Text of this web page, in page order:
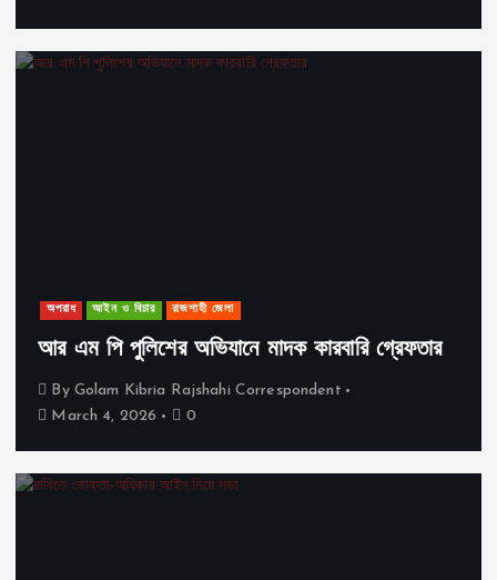
অপরাধ আইন ও বিচার রাজশাহী জেলা
আর এম পি পুলিশের অভিযানে মাদক কারবারি গ্রেফতার
By Golam Kibria Rajshahi Correspondent
March 4, 2026
0